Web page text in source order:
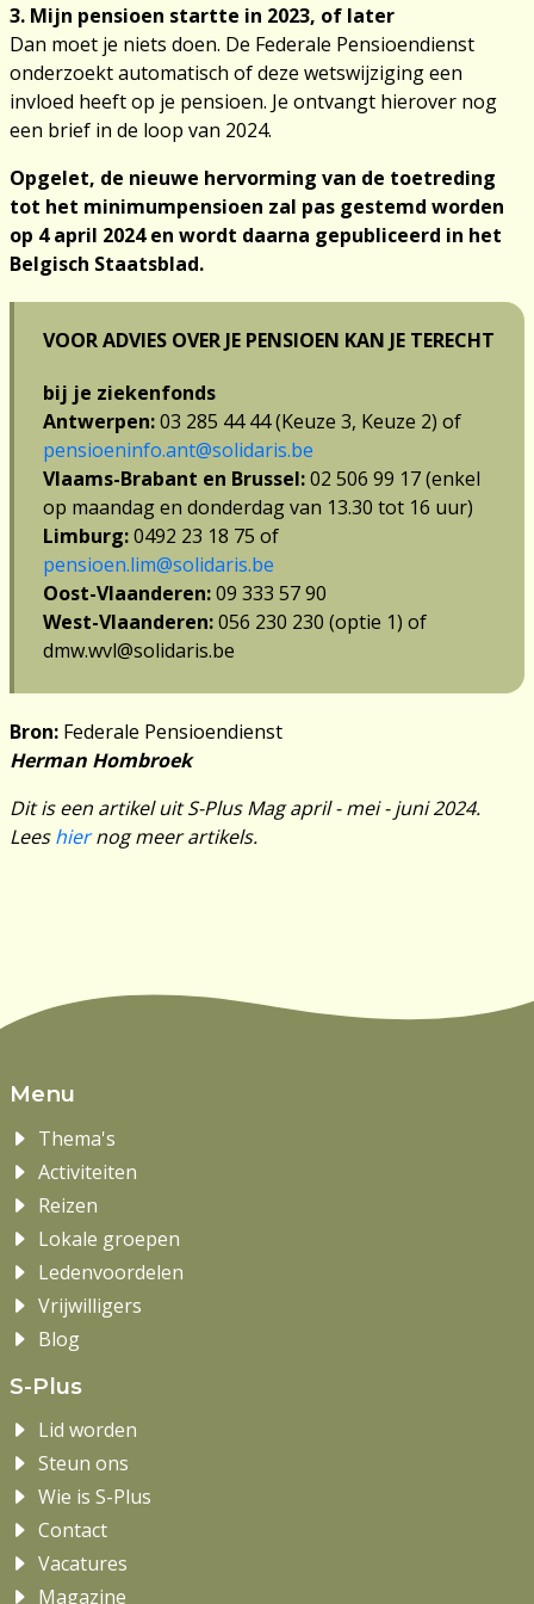
3. Mijn pensioen startte in 2023, of later
Dan moet je niets doen. De Federale Pensioendienst
onderzoekt automatisch of deze wetswijziging een
invloed heeft op je pensioen. Je ontvangt hierover nog
een brief in de loop van 2024.
Opgelet, de nieuwe hervorming van de toetreding
tot het minimumpensioen zal pas gestemd worden
op 4 april 2024 en wordt daarna gepubliceerd in het
Belgisch Staatsblad.
Voor advies over je pensioen kan je terecht
bij je ziekenfonds
Antwerpen:03 285 44 44 (Keuze 3, Keuze 2) of
pensioeninfo.ant@solidaris.be
Vlaams-Brabant en Brussel:02 506 99 17 (enkel
op maandag en donderdag van 13.30 tot 16 uur)
Limburg:0492 23 18 75 of
pensioen.lim@solidaris.be
Oost-Vlaanderen:09 333 57 90
West-Vlaanderen:056 230 230 (optie 1) of
dmw.wvl@solidaris.be
Bron: Federale Pensioendienst
Herman Hombroek
Dit is een artikel uit S-Plus Mag april - mei - juni 2024.
Leeshiernog meer artikels.
Menu
Thema's
Activiteiten
Reizen
Lokale groepen
Ledenvoordelen
Vrijwilligers
Blog
S-Plus
Lid worden
Steun ons
Wie is S-Plus
Contact
Vacatures
Magazine